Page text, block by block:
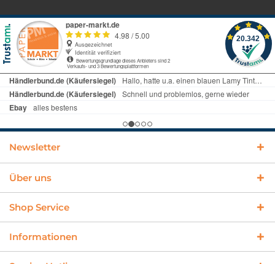
Newsletter
Über uns
Shop Service
Informationen